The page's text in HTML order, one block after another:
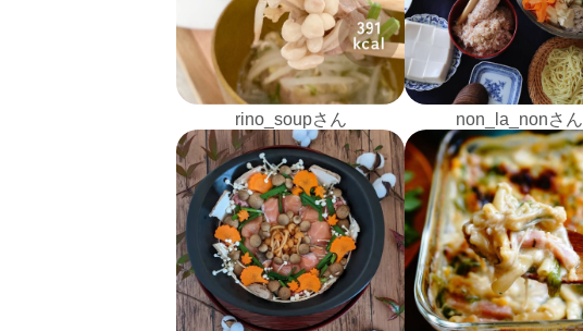
rino_soupさん non_la_nonさん